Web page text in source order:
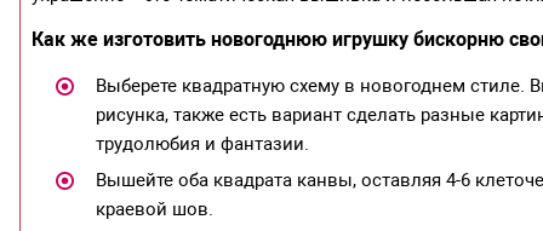
Как же изготовить новогоднюю игрушку бискорню
Выберете квадратную схему в новогоднем
рисунка, также есть вариант сделать разные
трудолюбия и фантазии.
Вышейте оба квадрата канвы, оставляя 4-6
краевой шов.